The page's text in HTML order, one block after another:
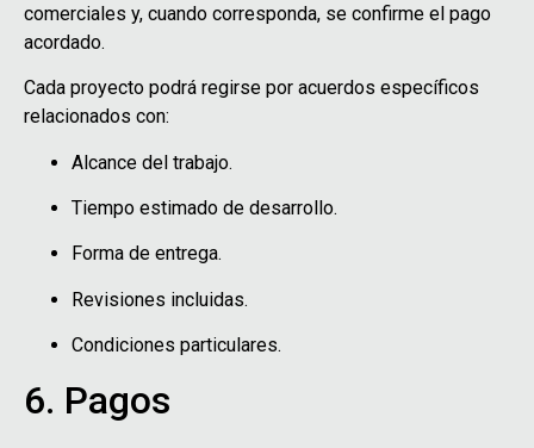
comerciales y, cuando corresponda, se confirme el pago
acordado.
Cada proyecto podrá regirse por acuerdos específicos
relacionados con:
Alcance del trabajo.
Tiempo estimado de desarrollo.
Forma de entrega.
Revisiones incluidas.
Condiciones particulares.
6. Pagos